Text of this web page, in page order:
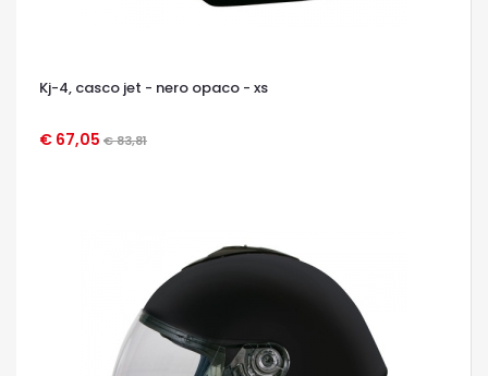
Kj-4, casco jet - nero opaco - xs
€ 67,05 € 83,81
OCCHIATA VELOCE